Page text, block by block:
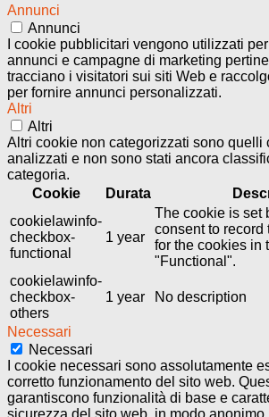
Annunci
Annunci
I cookie pubblicitari vengono utilizzati
annunci e campagne di marketing
tracciano i visitatori sui siti Web e
per fornire annunci personalizzati.
Altri
Altri
Altri cookie non categorizzati sono quelli
analizzati e non sono stati ancora
categoria.
Cookie
Durata
cookielawinfo-
checkbox-
functional
1 year
The cookie is set
consent to record
for the cookies in
"Functional".
cookielawinfo-
checkbox-
others
1 year No description
Necessari
Necessari
I cookie necessari sono assolutamente
corretto funzionamento del sito web.
garantiscono funzionalità di base e
sicurezza del sito web, in modo anonimo.